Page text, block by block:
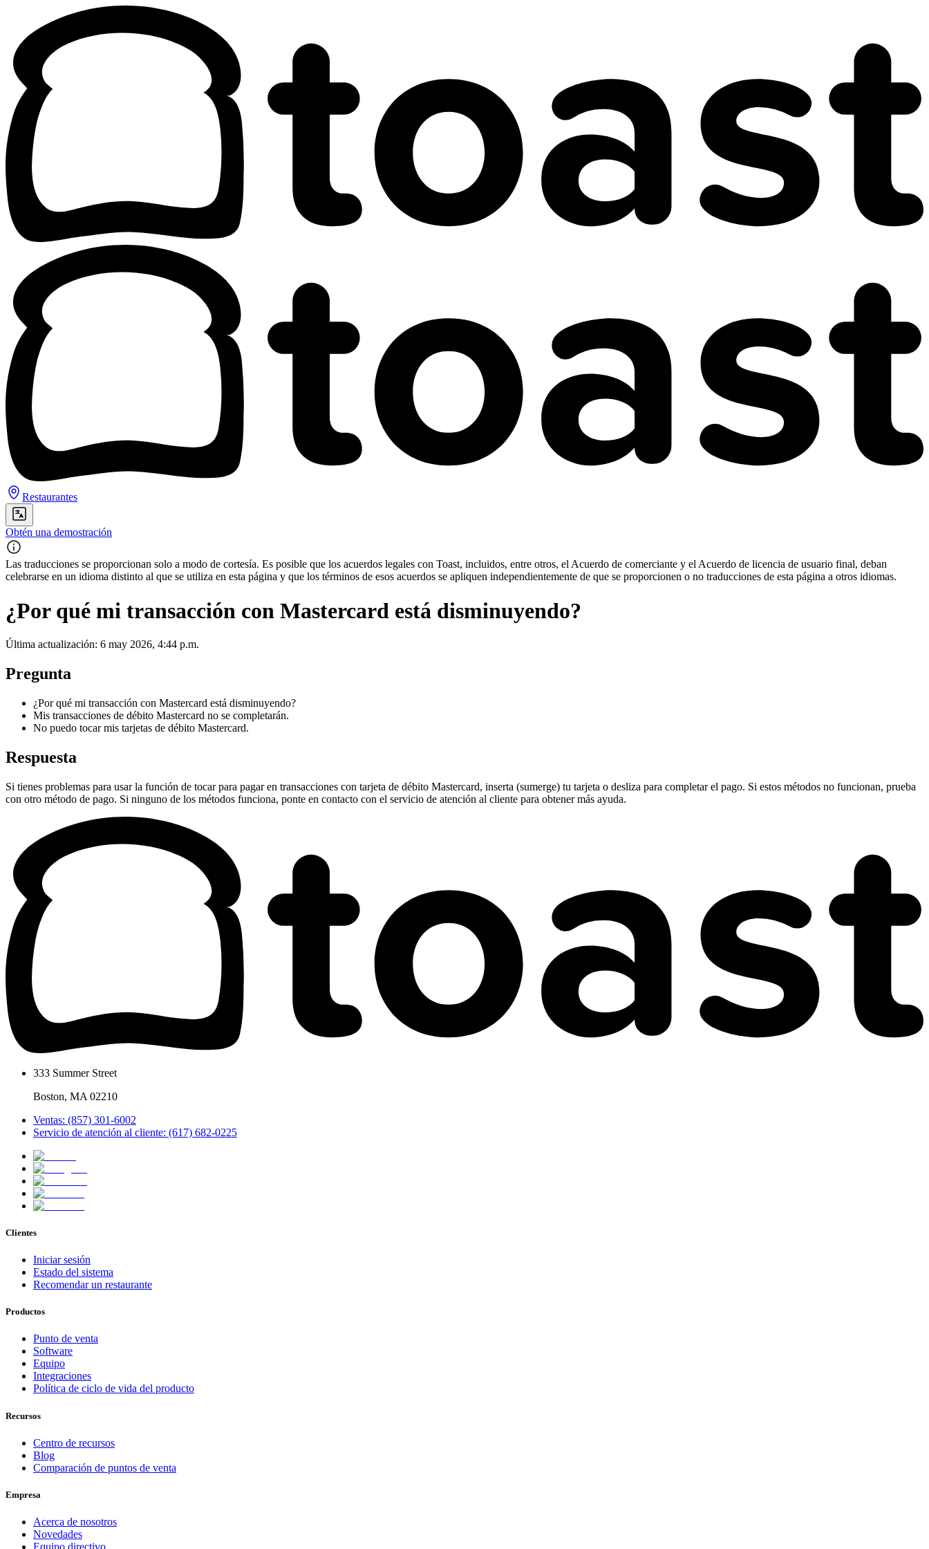
Restaurantes
Obtén una demostración
Las traducciones se proporcionan solo a modo de cortesía. Es posible que los acuerdos legales con Toast, incluidos, entre otros, el Acuerdo de comerciante y el Acuerdo de licencia de usuario final, deban
celebrarse en un idioma distinto al que se utiliza en esta página y que los términos de esos acuerdos se apliquen independientemente de que se proporcionen o no traducciones de esta página a otros idiomas.
¿Por qué mi transacción con Mastercard está disminuyendo?
Última actualización: 6 may 2026, 4:44 p.m.
Pregunta
¿Por qué mi transacción con Mastercard está disminuyendo?
Mis transacciones de débito Mastercard no se completarán.
No puedo tocar mis tarjetas de débito Mastercard.
Respuesta
Si tienes problemas para usar la función de tocar para pagar en transacciones con tarjeta de débito Mastercard, inserta (sumerge) tu tarjeta o desliza para completar el pago. Si estos métodos no funcionan, prueba
con otro método de pago. Si ninguno de los métodos funciona, ponte en contacto con el servicio de atención al cliente para obtener más ayuda.
333 Summer Street
Boston, MA 02210
Ventas: (857) 301-6002
Servicio de atención al cliente: (617) 682-0225
Clientes
Iniciar sesión
Estado del sistema
Recomendar un restaurante
Productos
Punto de venta
Software
Equipo
Integraciones
Política de ciclo de vida del producto
Recursos
Centro de recursos
Blog
Comparación de puntos de venta
Empresa
Acerca de nosotros
Novedades